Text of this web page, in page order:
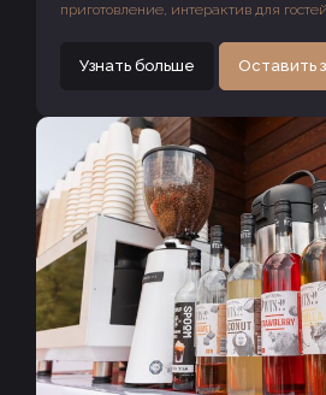
приготовление, интерактив для
Узнать больше Оставить